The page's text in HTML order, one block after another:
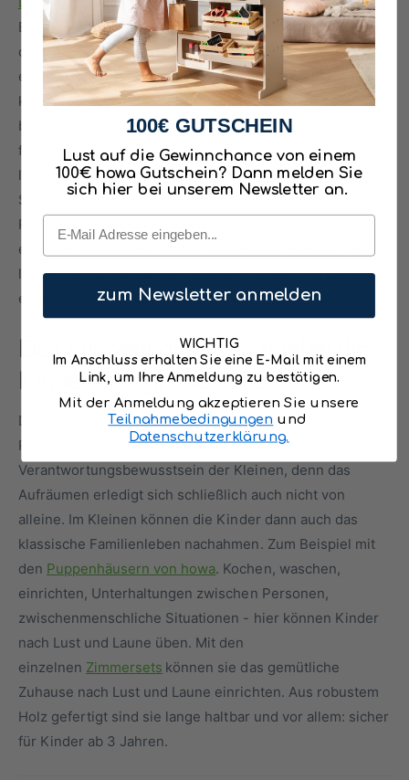
Beim Spiel ahmen sie zum Beispiel mit
derSpielzeugkücheihre Eltern nach. So erhaschen sie
einen kleinen Blick in die Welt des Erwachsenseins. Sie
können Anliegen oder Standpunkte dadurch später viel
besser versehen. Außerdem entwickeln sie ein Gespür
für Fürsorge. Eltern, Puppen oder Teddys werden
liebevoll von den Kleinen bekocht und bemuttert. Das
Sozialverhalten der Kids wird durch gemeinsame
Rollenspiele gestärkt. Die Kinder können Regeln
erfinden, Absprachen treffen und Rollen verteilen. So
lernen sie, sich in eine Gruppe einzufügen und diese mit
eigenen Ideen zu unterstützen.
Das Puppenhaus: Hier spielen die
Kinder eine große Rolle
Die eigene kleine Küche oder das eigene kleine
Puppenhaus fördern den Ordnungssinn und das
Verantwortungsbewusstsein der Kleinen, denn das
Aufräumen erledigt sich schließlich auch nicht von
alleine. Im Kleinen können die Kinder dann auch das
klassische Familienleben nachahmen. Zum Beispiel mit
den Puppenhäusern von howa. Kochen, waschen,
einrichten, Unterhaltungen zwischen Personen,
zwischenmenschliche Situationen - hier können Kinder
nach Lust und Laune üben. Mit den
einzelnen Zimmersets können sie das gemütliche
Zuhause nach Lust und Laune einrichten. Aus robustem
Holz gefertigt sind sie lange haltbar und vor allem: sicher
für Kinder ab 3 Jahren.
100€ GUTSCHEIN
Lust auf die Gewinnchance von einem
100€ howa Gutschein? Dann melden Sie
sich hier bei unserem Newsletter an.
Email
zum Newsletter anmelden
WICHTIG
Im Anschluss erhalten Sie eine E-Mail mit einem
Link, um Ihre Anmeldung zu bestätigen.
Mit der Anmeldung akzeptieren Sie unsere
Teilnahmebedingungen und
Datenschutzerklärung.